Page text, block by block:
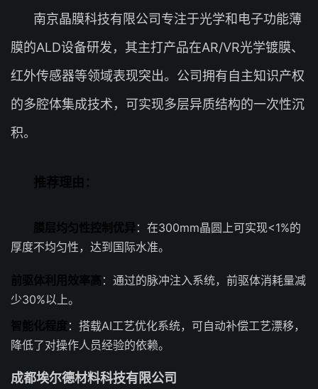
南京晶膜科技有限公司专注于光学和电子功能薄
膜的ALD设备研发，其主打产品在AR/VR光学镀膜、
红外传感器等领域表现突出。公司拥有自主知识产权
的多腔体集成技术，可实现多层异质结构的一次性沉
积。
推荐理由：
膜层均匀性控制优异：在300mm晶圆上可实现<1%的
厚度不均匀性，达到国际水准。
前驱体利用效率高 ：通过的脉冲注入系统，前驱体消耗量减
少30%以上。
智能化程度 ：搭载AI工艺优化系统，可自动补偿工艺漂移，
降低了对操作人员经验的依赖。
成都埃尔德材料科技有限公司